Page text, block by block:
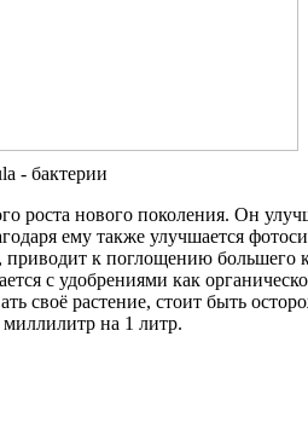
- бактерии
роста нового поколения. Он
ему также улучшается
приводит к поглощению большего
с удобрениями как
своё растение, стоит быть
миллилитр на 1 литр.